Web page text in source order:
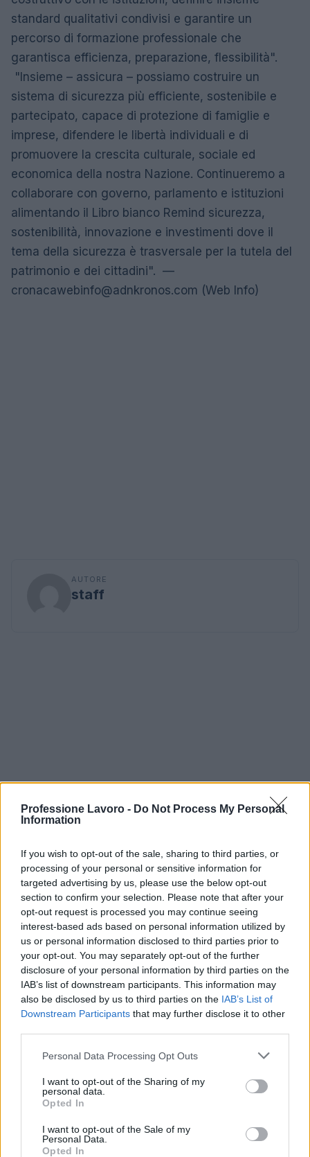
Professione Lavoro - Do Not Process My Personal
Information
If you wish to opt-out of the sale, sharing to third parties, or
processing of your personal or sensitive information for
targeted advertising by us, please use the below opt-out
section to confirm your selection. Please note that after your
opt-out request is processed you may continue seeing
interest-based ads based on personal information utilized by
us or personal information disclosed to third parties prior to
your opt-out. You may separately opt-out of the further
disclosure of your personal information by third parties on the
IAB’s list of downstream participants. This information may
also be disclosed by us to third parties on the IAB’s List of
Downstream Participants that may further disclose it to other
Please note that this website/app uses one or more Google
not limited to your visit or usage behaviour. You may click to
grant or deny consent to Google and its third-party tags to
use your data for below specified purposes in below Google
consent section.
Personal Data Processing Opt Outs
I want to opt-out of the Sharing of my
personal data.
Opted In
I want to opt-out of the Sale of my
Personal Data.
Opted In
standard qualitativi condivisi e garantire un
percorso di formazione professionale che
garantisca efficienza, preparazione, flessibilità".
"Insieme – assicura – possiamo costruire un
sistema di sicurezza più efficiente, sostenibile e
partecipato, capace di protezione di famiglie e
imprese, difendere le libertà individuali e di
promuovere la crescita culturale, sociale ed
economica della nostra Nazione. Continueremo a
collaborare con governo, parlamento e istituzioni
alimentando il Libro bianco Remind sicurezza,
sostenibilità, innovazione e investimenti dove il
tema della sicurezza è trasversale per la tutela del
patrimonio e dei cittadini". —
cronacawebinfo@adnkronos.com (Web Info)
AUTORE
staff
Continua a leggere
BREAKING NEWS